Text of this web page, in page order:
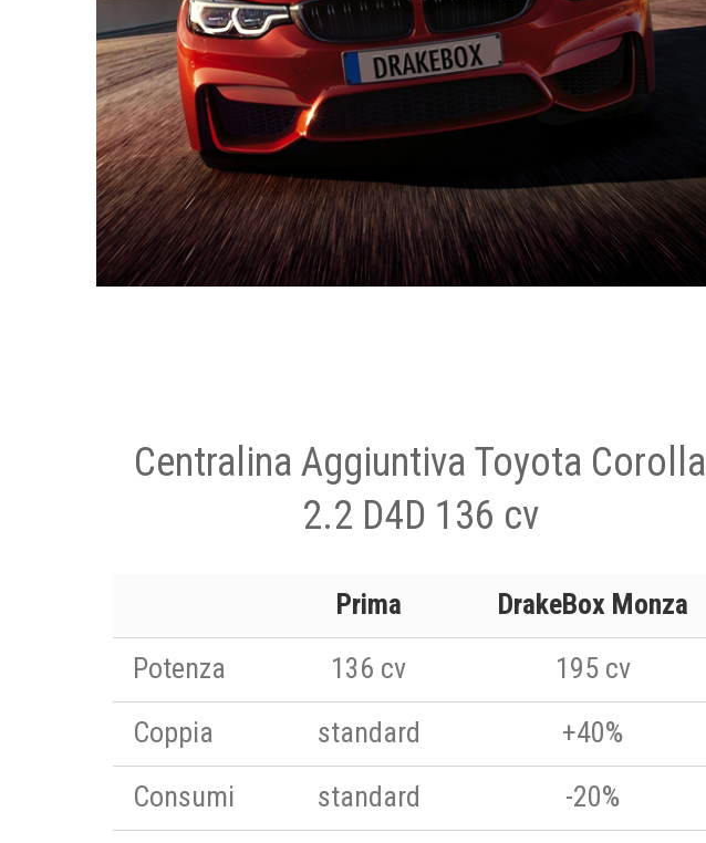
Centralina Aggiuntiva Toyota Corolla
2.2 D4D 136 cv
Prima
DrakeBox Monza
Potenza
136 cv
195 cv
Coppia
standard
+40%
Consumi
standard
-20%